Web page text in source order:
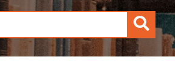
검
색